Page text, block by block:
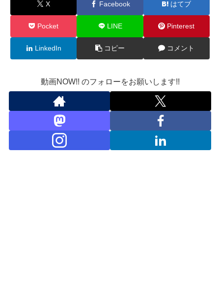
X Facebook はてブ
Pocket LINE Pinterest
LinkedIn コピー コメント
動画NOW!! のフォローをお願いします!!